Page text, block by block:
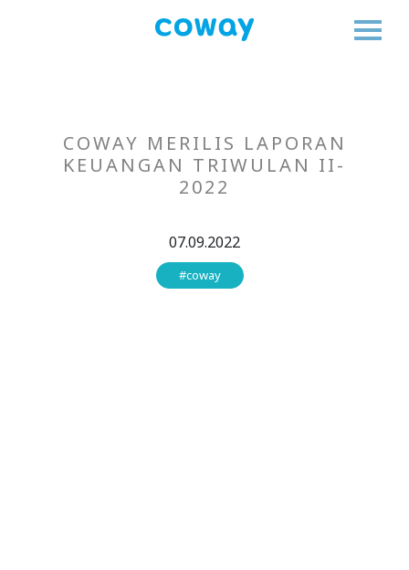
COWAY MERILIS LAPORAN
KEUANGAN TRIWULAN II-
2022
07.09.2022
#coway